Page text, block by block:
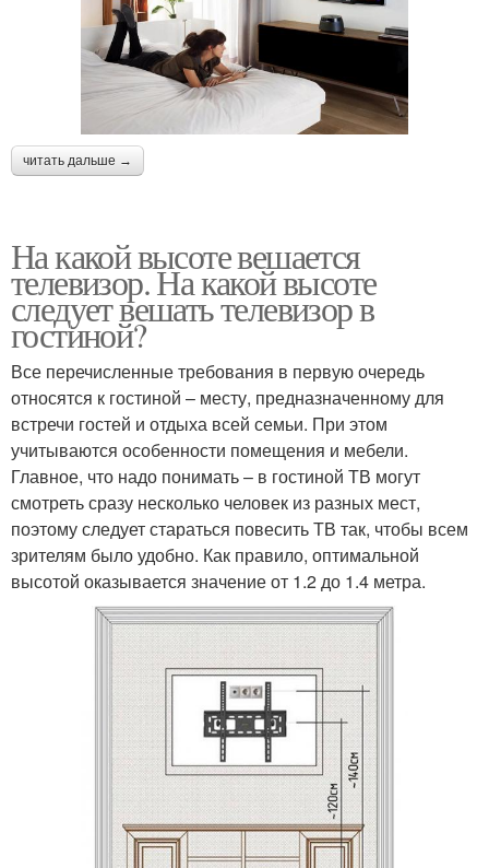
читать дальше →
На какой высоте вешается
телевизор. На какой высоте
следует вешать телевизор в
гостиной?
Все перечисленные требования в первую очередь
относятся к гостиной – месту, предназначенному для
встречи гостей и отдыха всей семьи. При этом
учитываются особенности помещения и мебели.
Главное, что надо понимать – в гостиной ТВ могут
смотреть сразу несколько человек из разных мест,
поэтому следует стараться повесить ТВ так, чтобы всем
зрителям было удобно. Как правило, оптимальной
высотой оказывается значение от 1.2 до 1.4 метра.